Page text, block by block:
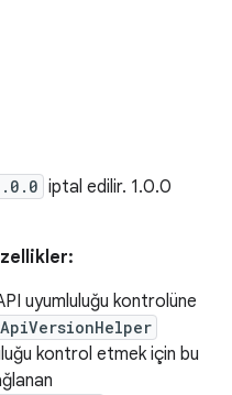
iptal edilir. 1.0.0
uyumluluğu kontrolüne
kontrol etmek için bu